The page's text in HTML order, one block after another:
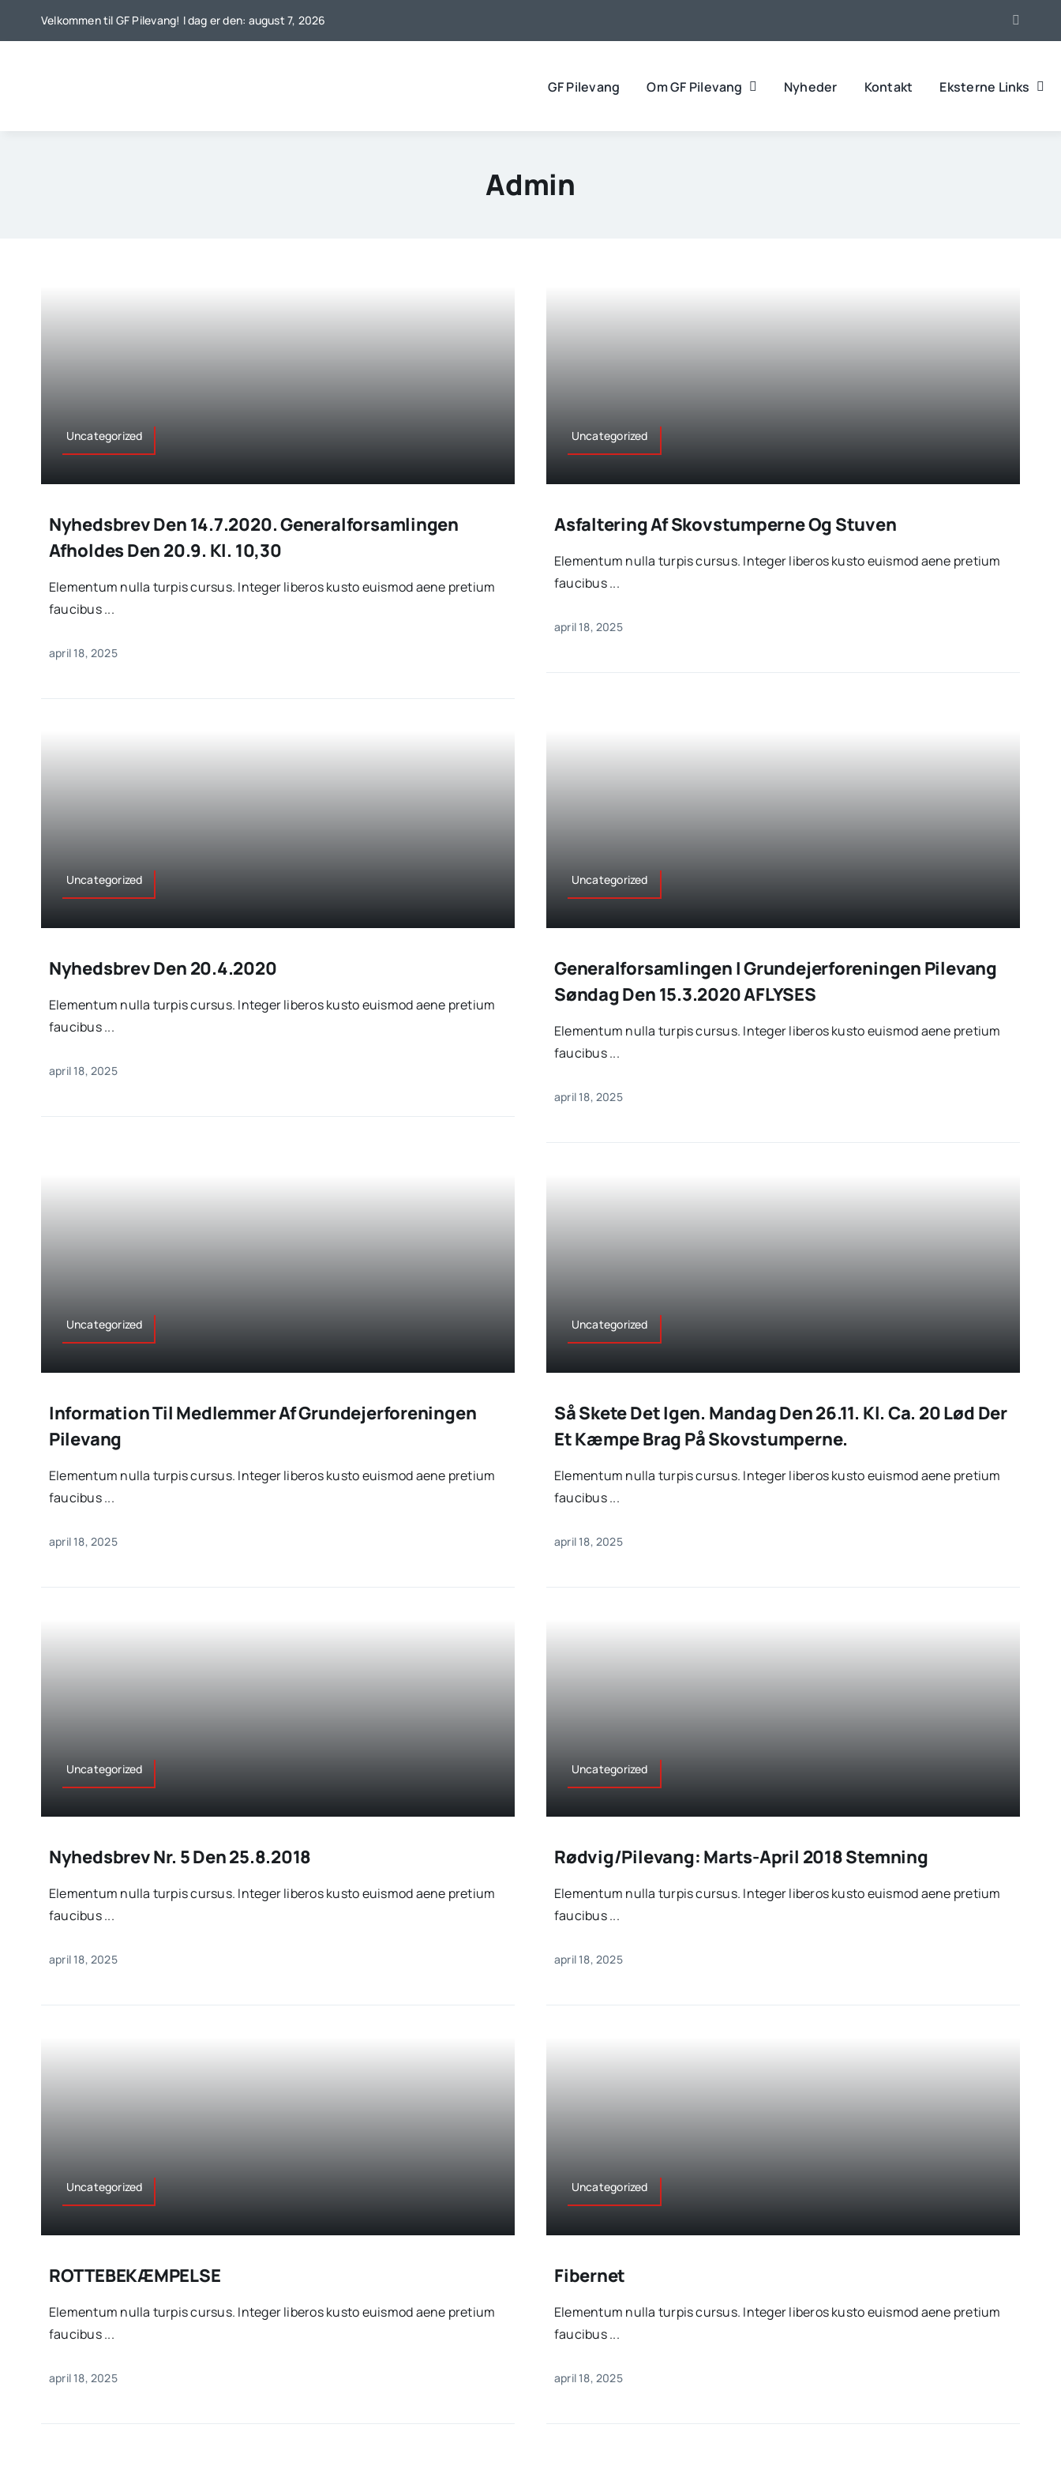
Velkommen til GF Pilevang! I dag er den: august 7, 2026
GF Pilevang Om GF Pilevang Nyheder Kontakt Eksterne Links
Admin
Uncategorized
Nyhedsbrev Den 14.7.2020. Generalforsamlingen
Afholdes Den 20.9. Kl. 10,30
Elementum nulla turpis cursus. Integer liberos kusto euismod aene pretium
faucibus ...
april 18, 2025
Uncategorized
Asfaltering Af Skovstumperne Og Stuven
Elementum nulla turpis cursus. Integer liberos kusto euismod aene pretium
faucibus ...
april 18, 2025
Uncategorized
Nyhedsbrev Den 20.4.2020
Elementum nulla turpis cursus. Integer liberos kusto euismod aene pretium
faucibus ...
april 18, 2025
Uncategorized
Generalforsamlingen I Grundejerforeningen Pilevang
Søndag Den 15.3.2020 AFLYSES
Elementum nulla turpis cursus. Integer liberos kusto euismod aene pretium
faucibus ...
april 18, 2025
Uncategorized
Information Til Medlemmer Af Grundejerforeningen
Pilevang
Elementum nulla turpis cursus. Integer liberos kusto euismod aene pretium
faucibus ...
april 18, 2025
Uncategorized
Så Skete Det Igen. Mandag Den 26.11. Kl. Ca. 20 Lød Der
Et Kæmpe Brag På Skovstumperne.
Elementum nulla turpis cursus. Integer liberos kusto euismod aene pretium
faucibus ...
april 18, 2025
Uncategorized
Nyhedsbrev Nr. 5 Den 25.8.2018
Elementum nulla turpis cursus. Integer liberos kusto euismod aene pretium
faucibus ...
april 18, 2025
Uncategorized
Rødvig/Pilevang: Marts-April 2018 Stemning
Elementum nulla turpis cursus. Integer liberos kusto euismod aene pretium
faucibus ...
april 18, 2025
Uncategorized
ROTTEBEKÆMPELSE
Elementum nulla turpis cursus. Integer liberos kusto euismod aene pretium
faucibus ...
april 18, 2025
Uncategorized
Fibernet
Elementum nulla turpis cursus. Integer liberos kusto euismod aene pretium
faucibus ...
april 18, 2025